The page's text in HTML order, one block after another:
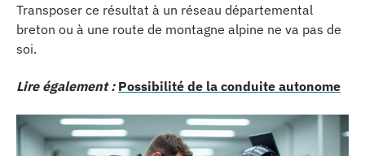
Transposer ce résultat à un réseau départemental
breton ou à une route de montagne alpine ne va pas de
soi.
Lire également : Possibilité de la conduite autonome